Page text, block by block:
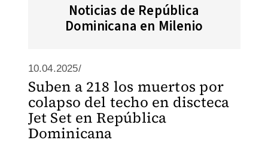
Noticias de República
Dominicana en Milenio
10.04.2025/
Suben a 218 los muertos por
colapso del techo en discteca
Jet Set en República
Dominicana